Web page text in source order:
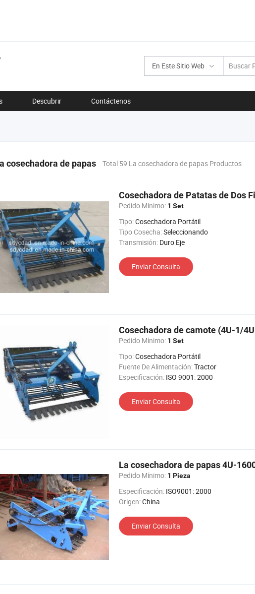
En Este Sitio Web
Descubrir Contáctenos
cosechadora de papas Total 59 La cosechadora de papas Productos
Cosechadora de Patatas de Dos
Pedido Mínimo: 1 Set
Tipo:Cosechadora Portátil
Tipo Cosecha:Seleccionando
Transmisión: Duro Eje
Enviar Consulta
Cosechadora de camote (4U-1/
Pedido Mínimo: 1 Set
Tipo:Cosechadora Portátil
Fuente De Alimentación:Tractor
Especificación: ISO 9001: 2000
Enviar Consulta
La cosechadora de papas 4U-
Pedido Mínimo: 1 Pieza
Especificación: ISO9001: 2000
Origen:China
Enviar Consulta